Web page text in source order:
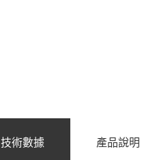
技術數據 產品說明